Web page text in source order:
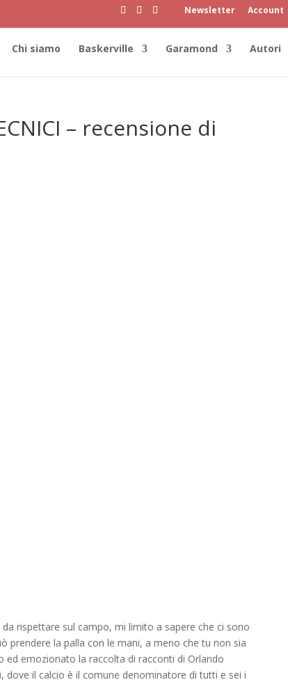
Newsletter Account
Chi siamo Baskerville Garamond Autori
– recensione di
rispettare sul campo, mi limito a sapere che ci sono
prendere la palla con le mani, a meno che tu non sia
ed emozionato la raccolta di racconti di Orlando
, dove il calcio è il comune denominatore di tutti e sei i